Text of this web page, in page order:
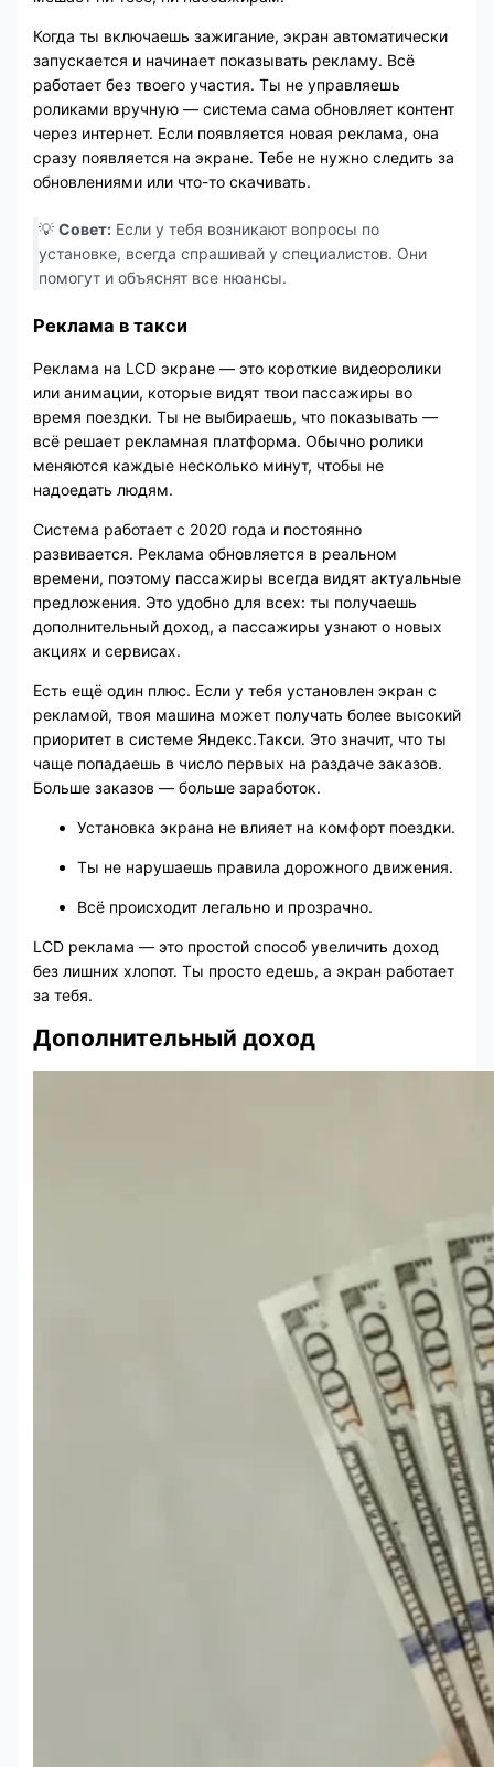
Когда ты включаешь зажигание, экран автоматически
запускается и начинает показывать рекламу. Всё
работает без твоего участия. Ты не управляешь
роликами вручную — система сама обновляет контент
через интернет. Если появляется новая реклама, она
сразу появляется на экране. Тебе не нужно следить за
обновлениями или что-то скачивать.
💡 Совет:Если у тебя возникают вопросы по
установке, всегда спрашивай у специалистов. Они
помогут и объяснят все нюансы.
Реклама в такси
Реклама на LCD экране — это короткие видеоролики
или анимации, которые видят твои пассажиры во
время поездки. Ты не выбираешь, что показывать —
всё решает рекламная платформа. Обычно ролики
меняются каждые несколько минут, чтобы не
надоедать людям.
Система работает с 2020 года и постоянно
развивается. Реклама обновляется в реальном
времени, поэтому пассажиры всегда видят актуальные
предложения. Это удобно для всех: ты получаешь
дополнительный доход, а пассажиры узнают о новых
акциях и сервисах.
Есть ещё один плюс. Если у тебя установлен экран с
рекламой, твоя машина может получать более высокий
приоритет в системе Яндекс.Такси. Это значит, что ты
чаще попадаешь в число первых на раздаче заказов.
Больше заказов — больше заработок.
Установка экрана не влияет на комфорт поездки.
Ты не нарушаешь правила дорожного движения.
Всё происходит легально и прозрачно.
LCD реклама — это простой способ увеличить доход
без лишних хлопот. Ты просто едешь, а экран работает
за тебя.
Дополнительный доход